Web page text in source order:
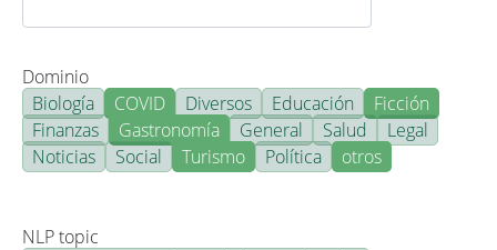
Dominio
Biología
COVID Diversos Educación
Ficción
Finanzas
Gastronomía General Salud
Legal
Noticias
Social Turismo Política otros
NLP topic